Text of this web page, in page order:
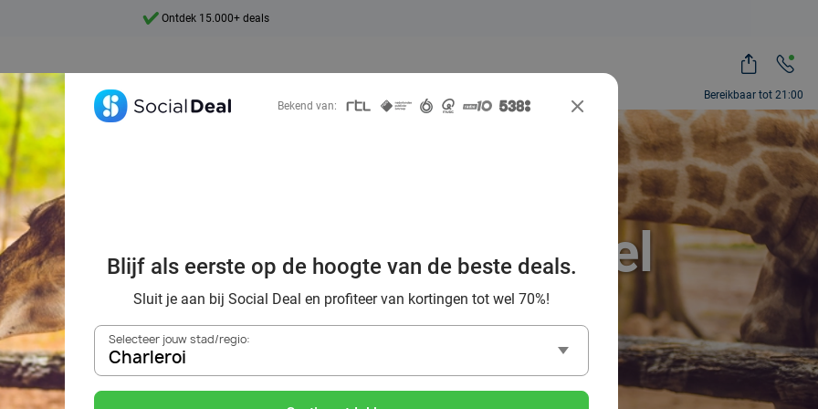
Bereikbaar tot 21:00
7 dagen per week beschikbaar
voordeelshop: ah, zoveel
mooie deals!
Bekend van:
Blijf als eerste op de hoogte van de beste deals.
Sluit je aan bij Social Deal en profiteer van kortingen tot wel 70%!
Selecteer jouw stad/regio:
Charleroi